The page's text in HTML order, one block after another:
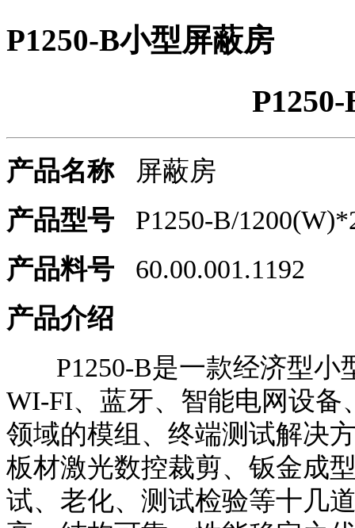
P1250-B小型屏蔽房
产品名称屏蔽房
产品型号
P1250-B/
产品料号 60.00.001.1192
产品介绍
P1250-B是一款经济型小
WI-FI、蓝牙、智能电网设
领域的模组、终端测试解决
板材激光数控裁剪、钣金成
试、老化、测试检验等十几